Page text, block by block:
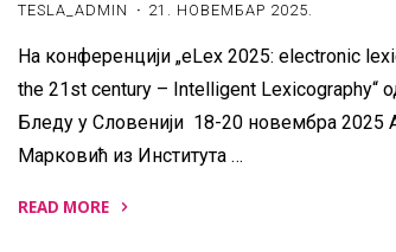
TESLA_ADMIN 21. НОВЕМБАР 2025.
На конференцији „eLex 2025: electronic
the 21st century – Intelligent Lexicography“
Бледу у Словенији 18-20 новембра 2025
Марковић из Института …
READ MORE